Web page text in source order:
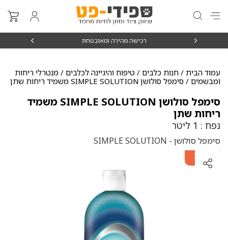
רכישה מהירה ומאובטחת
עמוד הבית / חנות כלבים / טיפוח והיגיינה לכלבים / מנטרלי ריחות
ומבשמים / סימפל סולושן SIMPLE SOLUTION משמיד ריחות שתן
סימפל סולושן SIMPLE SOLUTION משמיד
ריחות שתן
נפח : 1 ליטר
סימפל סולושן - SIMPLE SOLUTION
מוצר שני
ב-20%
הנחה